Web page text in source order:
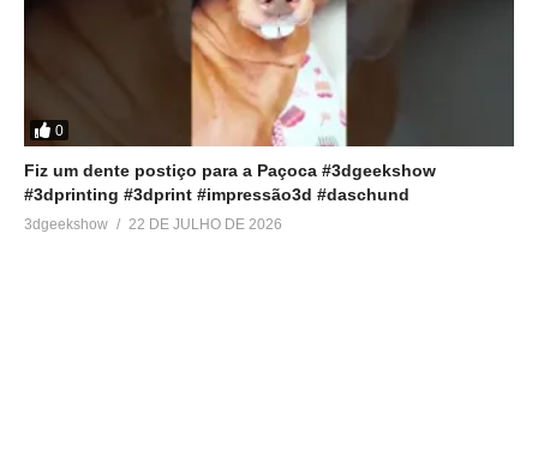
0
Fiz um dente postiço para a Paçoca #3dgeekshow
#3dprinting #3dprint #impressão3d #daschund
3dgeekshow 22 DE JULHO DE 2026